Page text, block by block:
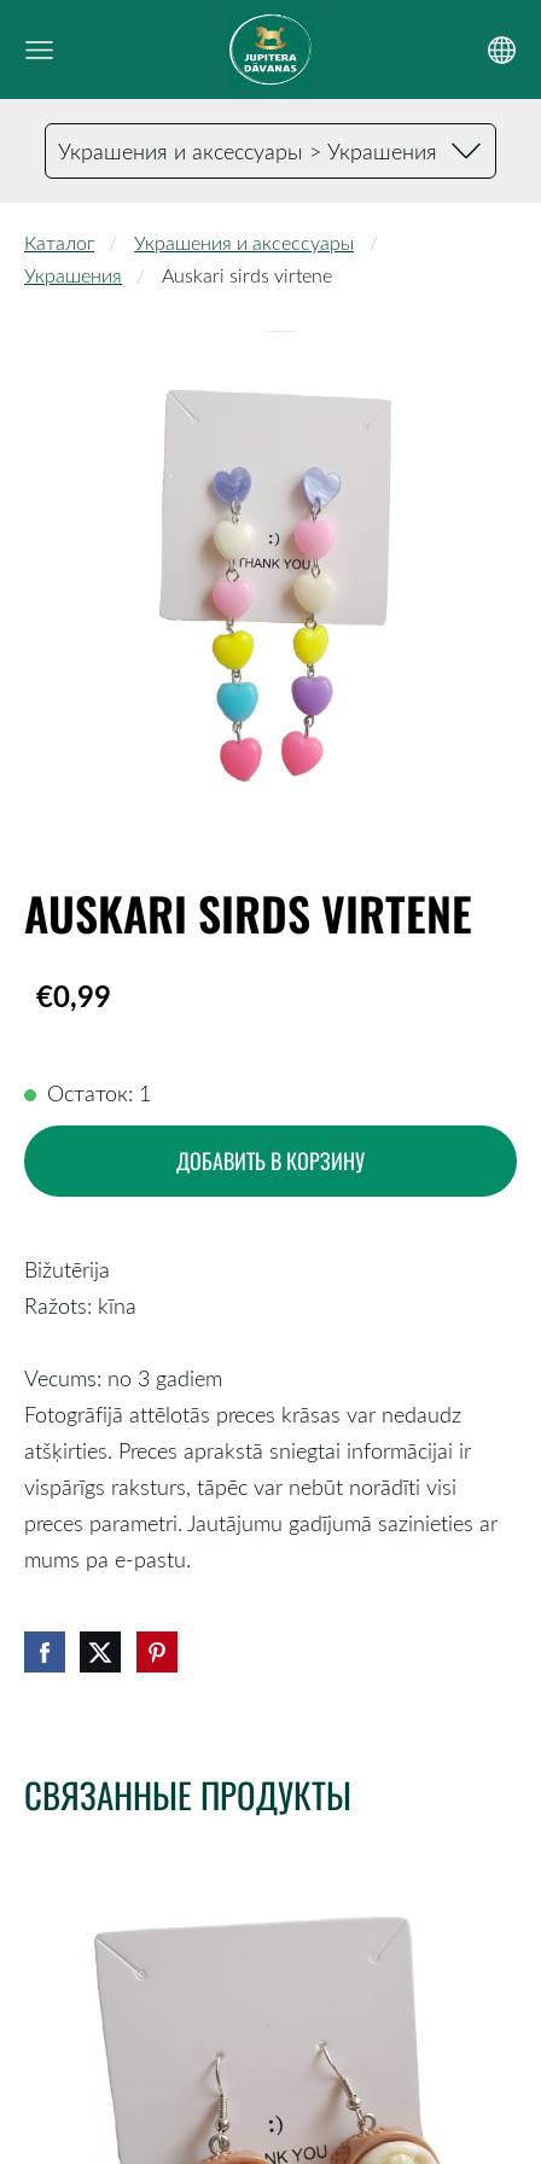
Украшения и аксессуары > Украшения
Каталог
Украшения и аксессуары
Украшения
Auskari sirds virtene
AUSKARI SIRDS VIRTENE
€0,99
Остаток: 1
ДОБАВИТЬ В КОРЗИНУ
Bižutērija
Ražots: kīna
Vecums: no 3 gadiem
Fotogrāfijā attēlotās preces krāsas var nedaudz
atšķirties. Preces aprakstā sniegtai informācijai ir
vispārīgs raksturs, tāpēc var nebūt norādīti visi
preces parametri. Jautājumu gadījumā sazinieties ar
mums pa e-pastu.
СВЯЗАННЫЕ ПРОДУКТЫ